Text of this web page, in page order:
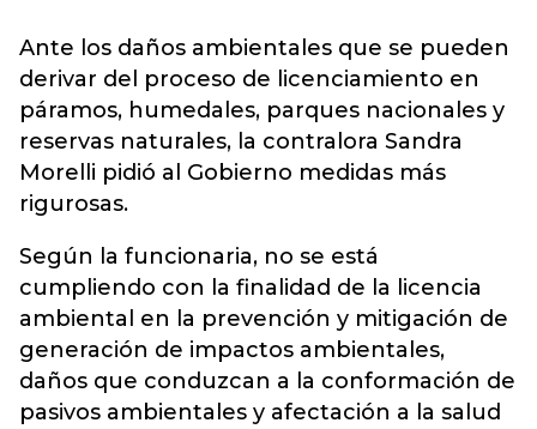
Ante los daños ambientales que se pueden
derivar del proceso de licenciamiento en
páramos, humedales, parques nacionales y
reservas naturales, la contralora Sandra
Morelli pidió al Gobierno medidas más
rigurosas.
Según la funcionaria, no se está
cumpliendo con la finalidad de la licencia
ambiental en la prevención y mitigación de
generación de impactos ambientales,
daños que conduzcan a la conformación de
pasivos ambientales y afectación a la salud